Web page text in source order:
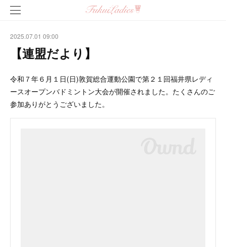
2025.07.01 09:00
【連盟だより】
令和７年６月１日(日)敦賀総合運動公園で第２１回福井県レディ
ースオープンバドミントン大会が開催されました。たくさんのご
参加ありがとうございました。